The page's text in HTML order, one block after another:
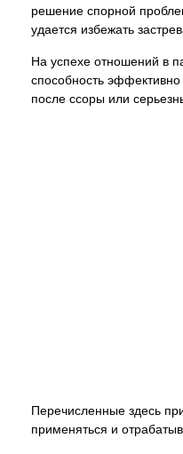
решение спорной
удается избежать
На успехе отношений в
способность эффективно
после ссоры или
Перечисленные здесь
применяться и